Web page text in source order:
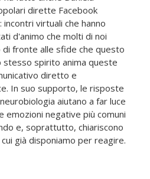
dirette Facebook
virtuali che hanno
d'animo che molti di noi
fronte alle sfide che questo
stesso spirito anima queste
diretto e
In suo supporto, le risposte
aiutano a far luce
emozioni negative più comuni
e, soprattutto, chiariscono
già disponiamo per reagire.